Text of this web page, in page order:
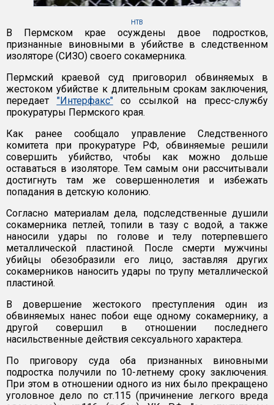
НТВ
В Пермском крае осуждены двое подростков,
признанные виновными в убийстве в следственном
изоляторе (СИЗО) своего сокамерника.
Пермский краевой суд приговорил обвиняемых в
жестоком убийстве к длительным срокам заключения,
передает "Интерфакс"со ссылкой на пресс-службу
прокуратуры Пермского края.
Как ранее сообщало управление Следственного
комитета при прокуратуре РФ, обвиняемые решили
совершить убийство, чтобы как можно дольше
оставаться в изоляторе. Тем самым они рассчитывали
достигнуть там же совершеннолетия и избежать
попадания в детскую колонию.
Согласно материалам дела, подследственные душили
сокамерника петлей, топили в тазу с водой, а также
наносили удары по голове и телу потерпевшего
металлической пластиной. После смерти мужчины
убийцы обезобразили его лицо, заставляя других
сокамерников наносить удары по трупу металлической
пластиной.
В довершение жестокого преступления один из
обвиняемых нанес побои еще одному сокамернику, а
другой совершил в отношении последнего
насильственные действия сексуального характера.
По приговору суда оба признанных виновными
подростка получили по 10-летнему сроку заключения.
При этом в отношении одного из них было прекращено
уголовное дело по ст.115 (причинение легкого вреда